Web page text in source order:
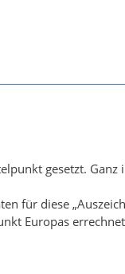
gesetzt. Ganz
für diese
Europas